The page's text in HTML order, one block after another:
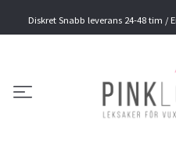
Diskret Snabb leverans 24-48 tim /